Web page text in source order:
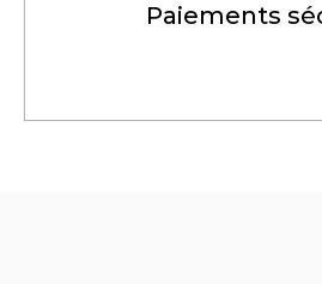
Paiements